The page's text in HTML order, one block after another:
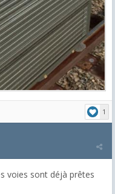
1
voies sont déjà prêtes